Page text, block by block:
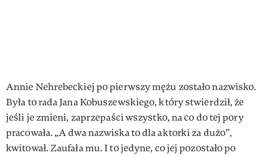
Annie Nehrebeckiej po pierwszy mężu zostało nazwisko.
Była to rada Jana Kobuszewskiego, który stwierdził, że
jeśli je zmieni, zaprzepaści wszystko, na co do tej pory
pracowała. „A dwa nazwiska to dla aktorki za dużo”,
kwitował. Zaufała mu. I to jedyne, co jej pozostało po